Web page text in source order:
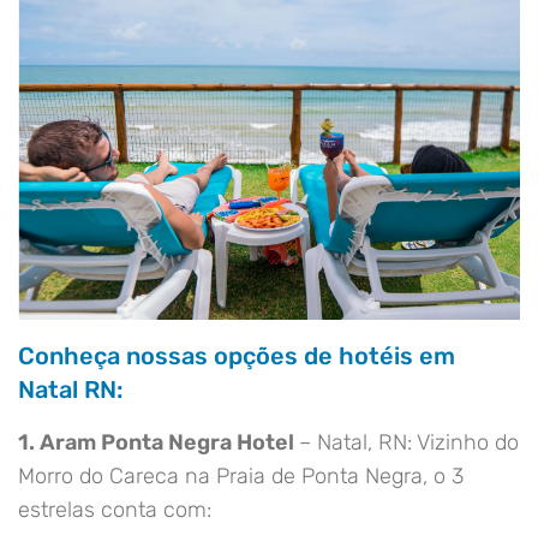
Conheça nossas opções de hotéis em
Natal RN:
1. Aram Ponta Negra Hotel – Natal, RN: Vizinho do
Morro do Careca na Praia de Ponta Negra, o 3
estrelas conta com: